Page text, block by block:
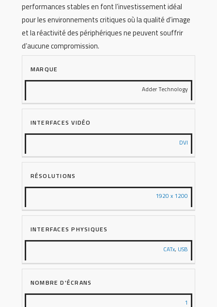
performances stables en font l’investissement idéal
pour les environnements critiques où la qualité d’image
et la réactivité des périphériques ne peuvent souffrir
d’aucune compromission.
MARQUE
Adder Technology
INTERFACES VIDÉO
DVI
RÉSOLUTIONS
1920 x 1200
INTERFACES PHYSIQUES
CATx, USB
NOMBRE D'ÉCRANS
1